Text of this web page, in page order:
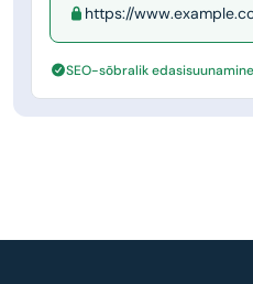
https://
SEO-sõbralik